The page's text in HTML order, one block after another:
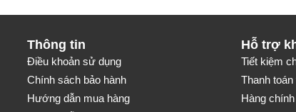
Thông tin
Điều khoản sử dụng
Chính sách bảo hành
Hướng dẫn mua hàng
Hỗ trợ
Tiết kiệm
Thanh toán
Hàng